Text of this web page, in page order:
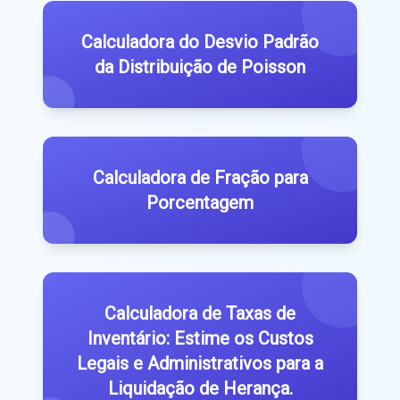
Calculadora do Desvio Padrão
da Distribuição de Poisson
Calculadora de Fração para
Porcentagem
Calculadora de Taxas de
Inventário: Estime os Custos
Legais e Administrativos para a
Liquidação de Herança.